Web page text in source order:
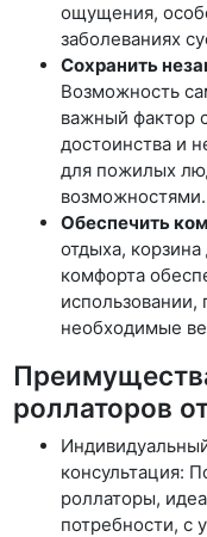
ощущения,
заболеваниях
Сохранить
Возможность
важный фактор
достоинства и
для пожилых
возможностями.
Обеспечить
отдыха,
комфорта
использовании,
необходимые
роллаторов
консультация:
роллаторы,
потребности, с